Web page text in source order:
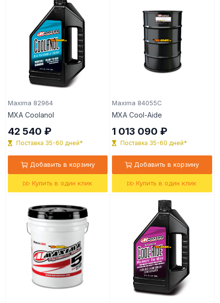
Maxima 82964
MXA Coolanol
42 540 ₽
Поставка 35-60 дней*
Добавить в корзину
Купить в один клик
Maxima 84055C
MXA Cool-Aide
1 013 090 ₽
Поставка 35-60 дней*
Добавить в корзину
Купить в один клик